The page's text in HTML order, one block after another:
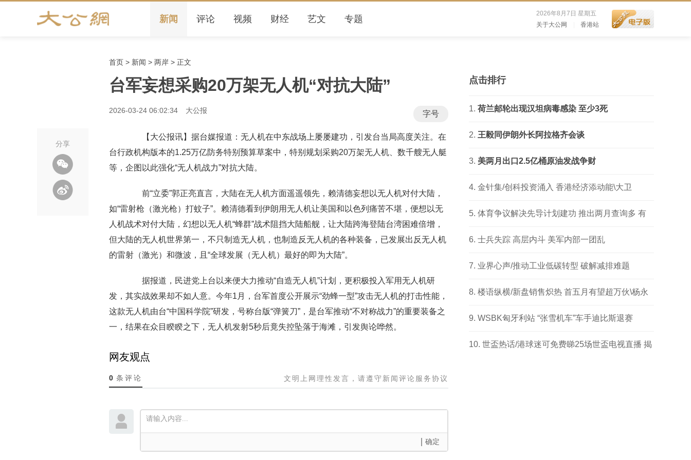
2026年8月7日 星期五
关于大公网
香港站
新闻 评论 视频 财经 艺文 专题
首页 > 新闻 > 两岸 > 正文
台军妄想采购20万架无人机“对抗大陆”
2026-03-24 06:02:34 大公报 字号
分享
【大公报讯】据台媒报道：无人机在中东战场上屡屡建功，引发台当局高度关注。在
台行政机构版本的1.25万亿防务特别预算草案中，特别规划采购20万架无人机、数千艘无人艇
等，企图以此强化“无人机战力”对抗大陆。
前“立委”郭正亮直言，大陆在无人机方面遥遥领先，赖清德妄想以无人机对付大陆，
如“雷射枪（激光枪）打蚊子”。赖清德看到伊朗用无人机让美国和以色列痛苦不堪，便想以无
人机战术对付大陆，幻想以无人机“蜂群”战术阻挡大陆船舰，让大陆跨海登陆台湾困难倍增，
但大陆的无人机世界第一，不只制造无人机，也制造反无人机的各种装备，已发展出反无人机
的雷射（激光）和微波，且“全球发展（无人机）最好的即为大陆”。
据报道，民进党上台以来便大力推动“自造无人机”计划，更积极投入军用无人机研
发，其实战效果却不如人意。今年1月，台军首度公开展示“劲蜂一型”攻击无人机的打击性能，
这款无人机由台“中国科学院”研发，号称台版“弹簧刀”，是台军推动“不对称战力”的重要装备之
一，结果在众目睽睽之下，无人机发射5秒后竟失控坠落于海滩，引发舆论哗然。
网友观点
0 条评论 文明上网理性发言，请遵守新闻评论服务协议
确定
点击排行
荷兰邮轮出现汉坦病毒感染 至少3死
王毅同伊朗外长阿拉格齐会谈
美两月出口2.5亿桶原油发战争财
金针集/创科投资涌入 香港经济添动能\大卫
体育争议解决先导计划建功 推出两月查询多 有
成功个案
士兵失踪 高层内斗 美军内部一团乱
业界心声/推动工业低碳转型 破解减排难题
楼语纵横/新盘销售炽热 首五月有望超万伙\杨永
健 WSBK匈牙利站 “张雪机车”车手迪比斯退赛
世盃热话/港球迷可免费睇25场世盃电视直播 揭